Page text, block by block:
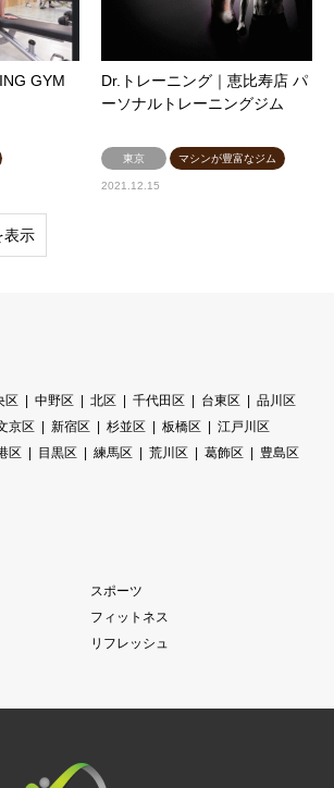
GYM
Dr.トレーニング｜恵比寿店 パ
ーソナルトレーニングジム
東京 マシンが豊富なジム
2021.12.15
表示
区 中野区 北区 千代田区 台東区
品川区
京区 新宿区 杉並区 板橋区
江戸川区
区 目黒区 練馬区 荒川区 葛飾区
豊島区
スポーツ
フィットネス
リフレッシュ